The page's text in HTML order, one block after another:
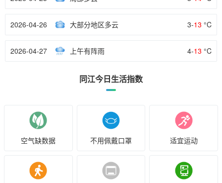
2026-04-26 大部分地区多云 3-13 °C
2026-04-27 上午有阵雨 4-13 °C
同江今日生活指数
空气缺数据 不用佩戴口罩 适宜运动